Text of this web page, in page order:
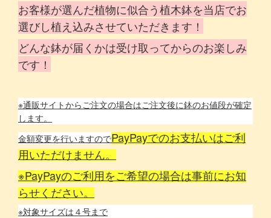
お客様が選んだ植物に似合う植木鉢を当店でお
選びし植え込みさせていただきます！
どんな鉢が届くかは受け取ってからのお楽しみ
です！
※通販サイトからご注文の場合はご注文後に鉢のお値段が確定
します。
金額変更を行いますのでPayPayでのお支払いはご利
用いただけません。
※PayPayのご利用をご希望の場合は事前にお知
らせください。
※対象サイズは４号まで